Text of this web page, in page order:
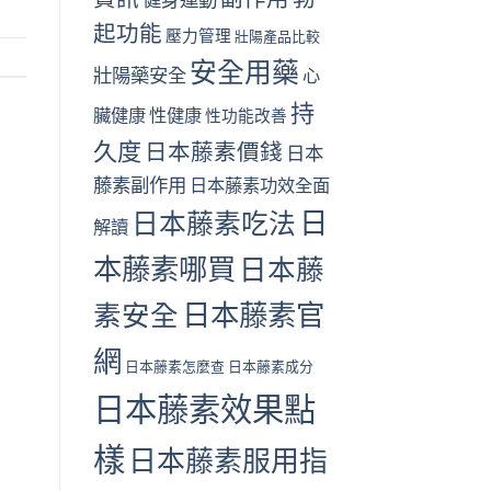
起功能 壓力管理 壯陽產品比較
壯陽藥安全 安全用藥 心
臟健康性健康性功能改善 持
久度 日本藤素價錢 日本
藤素副作用 日本藤素功效全面
解讀 日本藤素吃法 日
本藤素哪買 日本藤
素安全 日本藤素官
網 日本藤素怎麼查 日本藤素成分
日本藤素效果點
樣 日本藤素服用指